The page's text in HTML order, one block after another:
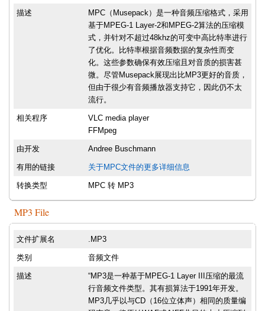
描述
MPC（Musepack）是一种音频压缩格式，采用
基于MPEG-1 Layer-2和MPEG-2算法的压缩模
式，并针对不超过48khz的可变中高比特率进行
了优化。比特率根据音频数据的复杂性而变
化。这些参数确保有效压缩且对音质的损害甚
微。尽管Musepack展现出比MP3更好的音质，
但由于很少有音频播放器支持它，因此仍不太
流行。
相关程序
VLC media player
FFMpeg
由开发 Andree Buschmann
有用的链接 关于MPC文件的更多详细信息
转换类型 MPC 转 MP3
MP3 File
文件扩展名 .MP3
类别 音频文件
描述
“MP3是一种基于MPEG-1 Layer III压缩的最流
行音频文件类型。其有损算法于1991年开发。
MP3几乎以与CD（16位立体声）相同的质量编